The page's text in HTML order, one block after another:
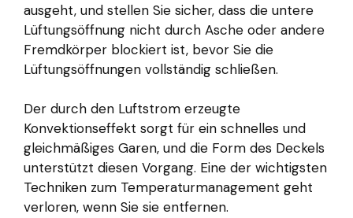
ausgeht, und stellen Sie sicher, dass die untere
Lüftungsöffnung nicht durch Asche oder andere
Fremdkörper blockiert ist, bevor Sie die
Lüftungsöffnungen vollständig schließen.
Der durch den Luftstrom erzeugte
Konvektionseffekt sorgt für ein schnelles und
gleichmäßiges Garen, und die Form des Deckels
unterstützt diesen Vorgang. Eine der wichtigsten
Techniken zum Temperaturmanagement geht
verloren, wenn Sie sie entfernen.